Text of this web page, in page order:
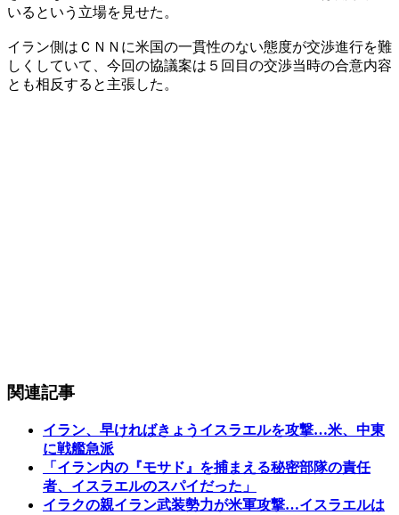
いるという立場を見せた。
イラン側はＣＮＮに米国の一貫性のない態度が交渉進行を難
しくしていて、今回の協議案は５回目の交渉当時の合意内容
とも相反すると主張した。
関連記事
イラン、早ければきょうイスラエルを攻撃…米、中東
に戦艦急派
「イラン内の『モサド』を捕まえる秘密部隊の責任
者、イスラエルのスパイだった」
イラクの親イラン武装勢力が米軍攻撃…イスラエルは